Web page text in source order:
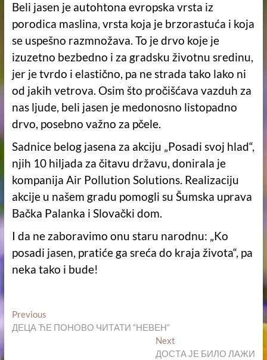
Beli jasen je autohtona evropska vrsta iz
porodica maslina, vrsta koja je brzorastuća i koja
se uspešno razmnožava. To je drvo koje je
izuzetno bezbedno i za gradsku životnu sredinu,
jer je tvrdo i elastično, pa ne strada tako lako ni
od jakih vetrova. Osim što pročišćava vazduh za
nas ljude, beli jasen je medonosno listopadno
drvo, posebno važno za pčele.
Sadnice belog jasena za akciju „Posadi svoj hlad“,
njih 10 hiljada za čitavu državu, donirala je
kompanija Air Pollution Solutions. Realizaciju
akcije u našem gradu pomogli su Šumska uprava
Bačka Palanka i Slovački dom.
I da ne zaboravimo onu staru narodnu: „Ko
posadi jasen, pratiće ga sreća do kraja života“, pa
neka tako i bude!
Кретање
чланка
PreviousPrevious
post:
ДЕЦА ЋЕ ПОНОВО ЧИТАТИ “НЕВЕН“
Next
post:
ДОСТА ЈЕ БИЛО ЛАЖИ